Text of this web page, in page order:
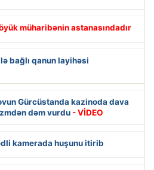
müharibənin astanasındadır
bağlı qanun layihəsi
Gürcüstanda kazinoda dava
dəm vurdu - VİDEO
kamerada huşunu itirib